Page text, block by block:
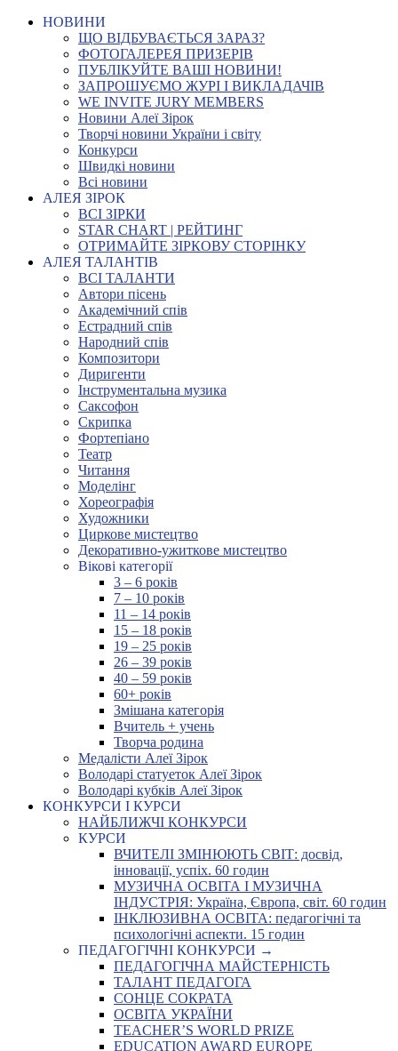
НОВИНИ
ЩО ВІДБУВАЄТЬСЯ ЗАРАЗ?
ФОТОГАЛЕРЕЯ ПРИЗЕРІВ
ПУБЛІКУЙТЕ ВАШІ НОВИНИ!
ЗАПРОШУЄМО ЖУРІ І ВИКЛАДАЧІВ
WE INVITE JURY MEMBERS
Новини Алеї Зірок
Творчі новини України і світу
Конкурси
Швидкі новини
Всі новини
АЛЕЯ ЗІРОК
ВСІ ЗІРКИ
STAR CHART | РЕЙТИНГ
ОТРИМАЙТЕ ЗІРКОВУ СТОРІНКУ
АЛЕЯ ТАЛАНТІВ
ВСІ ТАЛАНТИ
Автори пісень
Академічний спів
Естрадний спів
Народний спів
Композитори
Диригенти
Інструментальна музика
Саксофон
Скрипка
Фортепіано
Театр
Читання
Моделінг
Хореографія
Художники
Циркове мистецтво
Декоративно-ужиткове мистецтво
Вікові категорії
3 – 6 років
7 – 10 років
11 – 14 років
15 – 18 років
19 – 25 років
26 – 39 років
40 – 59 років
60+ років
Змішана категорія
Вчитель + учень
Творча родина
Медалісти Алеї Зірок
Володарі статуеток Алеї Зірок
Володарі кубків Алеї Зірок
КОНКУРСИ І КУРСИ
НАЙБЛИЖЧІ КОНКУРСИ
КУРСИ
ВЧИТЕЛІ ЗМІНЮЮТЬ СВІТ: досвід,
інновації, успіх. 60 годин
МУЗИЧНА ОСВІТА І МУЗИЧНА
ІНДУСТРІЯ: Україна, Європа, світ. 60 годин
ІНКЛЮЗИВНА ОСВІТА: педагогічні та
психологічні аспекти. 15 годин
ПЕДАГОГІЧНІ КОНКУРСИ →
ПЕДАГОГІЧНА МАЙСТЕРНІСТЬ
ТАЛАНТ ПЕДАГОГА
СОНЦЕ СОКРАТА
ОСВІТА УКРАЇНИ
TEACHER’S WORLD PRIZE
EDUCATION AWARD EUROPE